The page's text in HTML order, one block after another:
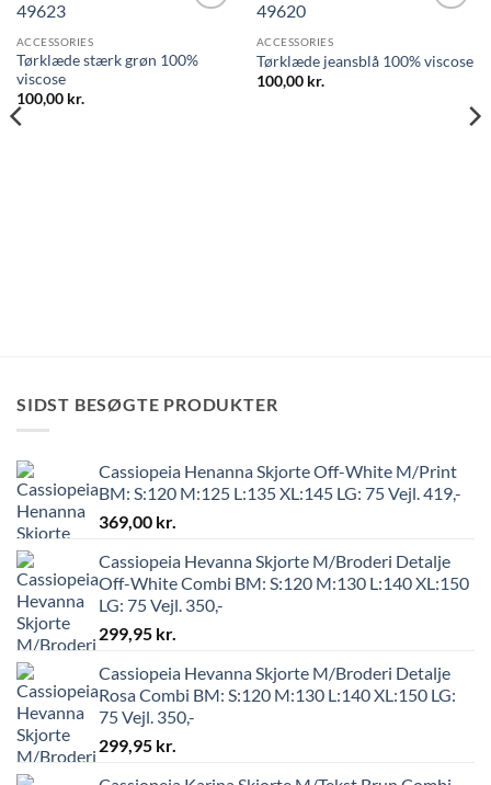
ACCESSORIES
Tørklæde stærk grøn 100%
viscose
100,00 kr.
ACCESSORIES
Tørklæde jeansblå 100% viscose
100,00 kr.
SIDST BESØGTE PRODUKTER
Cassiopeia Henanna Skjorte Off-White M/Print
BM: S:120 M:125 L:135 XL:145 LG: 75 Vejl. 419,-
369,00 kr.
Cassiopeia Hevanna Skjorte M/Broderi Detalje
Off-White Combi BM: S:120 M:130 L:140 XL:150
LG: 75 Vejl. 350,-
299,95 kr.
Cassiopeia Hevanna Skjorte M/Broderi Detalje
Rosa Combi BM: S:120 M:130 L:140 XL:150 LG:
75 Vejl. 350,-
299,95 kr.